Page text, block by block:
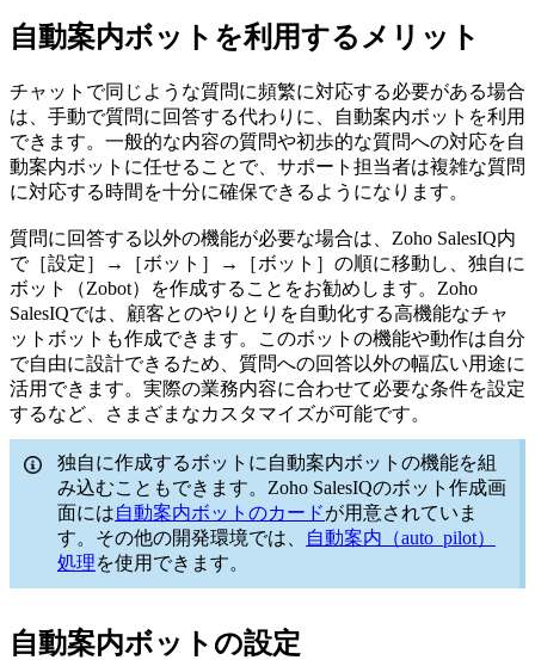
自動案内ボットを利用するメリット
チャットで同じような質問に頻繁に対応する必要がある場合
は、手動で質問に回答する代わりに、自動案内ボットを利用
できます。一般的な内容の質問や初歩的な質問への対応を自
動案内ボットに任せることで、サポート担当者は複雑な質問
に対応する時間を十分に確保できるようになります。
質問に回答する以外の機能が必要な場合は、Zoho SalesIQ内
で［設定］→［ボット］→［ボット］の順に移動し、独自に
ボット（Zobot）を作成することをお勧めします。Zoho
SalesIQでは、顧客とのやりとりを自動化する高機能なチャ
ットボットも作成できます。このボットの機能や動作は自分
で自由に設計できるため、質問への回答以外の幅広い用途に
活用できます。実際の業務内容に合わせて必要な条件を設定
するなど、さまざまなカスタマイズが可能です。
独自に作成するボットに自動案内ボットの機能を組
み込むこともできます。Zoho SalesIQのボット作成画
面には自動案内ボットのカードが用意されていま
す。その他の開発環境では、
自動案内（auto_pilot）
処理を使用できます。
自動案内ボットの設定